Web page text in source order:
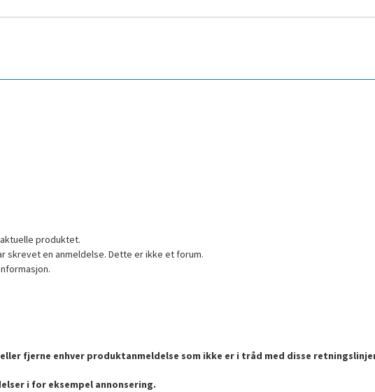
produktet.
skrevet en anmeldelse. Dette er ikke et forum.
fjerne enhver produktanmeldelse som ikke er i tråd med disse
i for eksempel annonsering.